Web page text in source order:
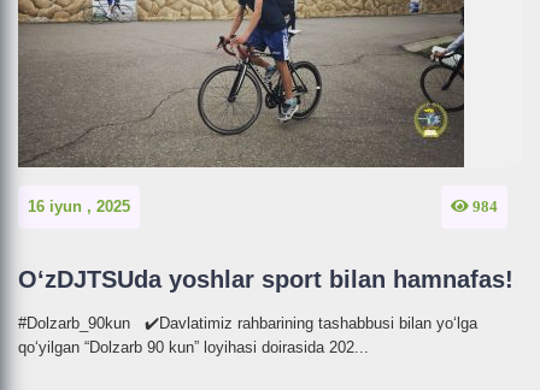
16 iyun , 2025 984
O‘zDJTSUda yoshlar sport bilan hamnafas!
#Dolzarb_90kun ✔️Davlatimiz rahbarining tashabbusi bilan yo‘lga
qo‘yilgan “Dolzarb 90 kun” loyihasi doirasida 202...